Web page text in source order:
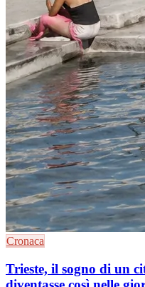
Cronaca
Trieste, il sogno di un